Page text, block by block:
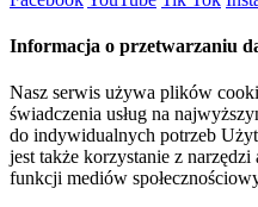
Informacja o przetwarzaniu
Nasz serwis używa plików
świadczenia usług na
do indywidualnych potrzeb
jest także korzystanie z
funkcji mediów